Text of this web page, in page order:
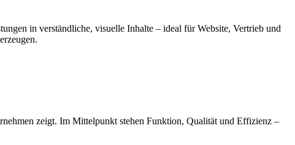
in verständliche, visuelle Inhalte – ideal für Website, Vertrieb und
zeigt. Im Mittelpunkt stehen Funktion, Qualität und Effizienz –